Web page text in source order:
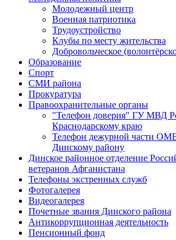
Молодежный центр
Военная патриотика
Трудоустройство
Клубы по месту жительства
Добровольческое
Образование
Спорт
СМИ района
Прокуратура
Правоохранительные органы
"Телефон доверия" ГУ МВД
Краснодарскому краю
Телефон дежурной части
Динскому району
Динское районное отделение
ветеранов Афганистана
Телефоны экстренных служб
Фотогалерея
Видеогалерея
Почетные звания Динского района
Антикоррупционная деятельность
Пенсионный фонд